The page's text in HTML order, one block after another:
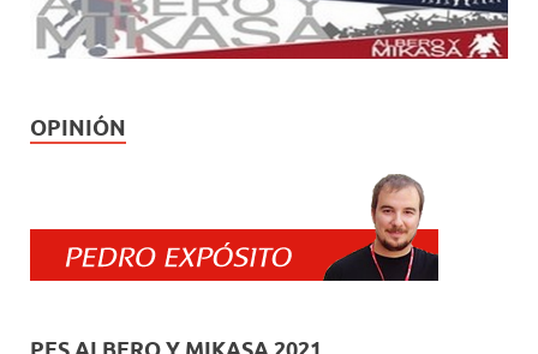
OPINIÓN